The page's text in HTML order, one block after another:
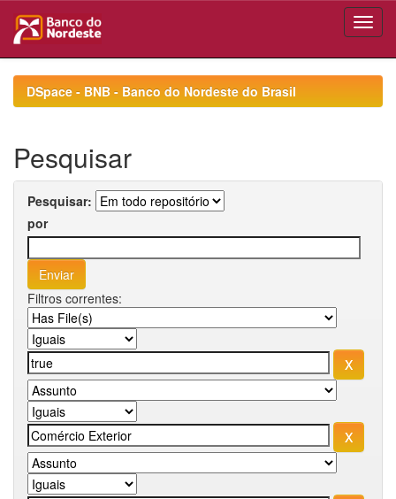
navigationDSpace - BNB - Banco do Nordeste do Brasil
Pesquisar
Pesquisar:
por
Filtros correntes: